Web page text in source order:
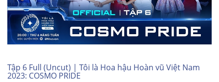
Tập 6 Full (Uncut) | Tôi là Hoa hậu Hoàn vũ Việt Nam
2023: COSMO PRIDE